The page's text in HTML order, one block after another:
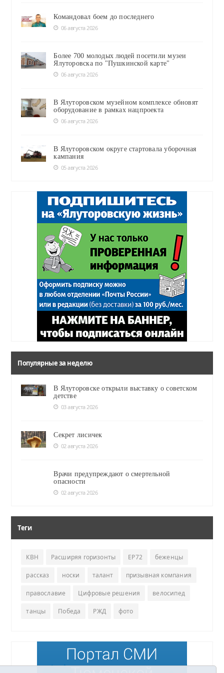
Командовал боем до последнего
06 августа 2026
Более 700 молодых людей посетили музеи
Ялуторовска по "Пушкинской карте"
06 августа 2026
В Ялуторовском музейном комплексе обновят
оборудование в рамках нацпроекта
06 августа 2026
В Ялуторовском округе стартовала уборочная
кампания
05 августа 2026
Популярные за неделю
В Ялуторовске открыли выставку о советском
детстве
03 августа 2026
Секрет лисичек
02 августа 2026
Врачи предупреждают о смертельной
опасности
02 августа 2026
Теги
КВН Расширяя горизонты ЕР72 беженцы
рассказ носки талант призывная компания
православие Цифровые решения велосипед
танцы Победа РЖД фото